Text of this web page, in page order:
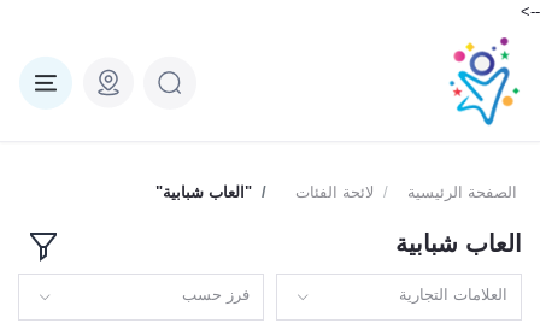
-->
الصفحة الرئيسية لائحة الفئات "العاب شبابية"
العاب شبابية
العلامات التجارية فرز حسب